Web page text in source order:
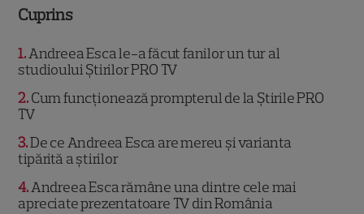
Cuprins
1 Andreea Esca le-a făcut fanilor un tur al
studioului Știrilor PRO TV
2 Cum funcționează prompterul de la Știrile PRO
TV
3 De ce Andreea Esca are mereu și varianta
tipărită a știrilor
4 Andreea Esca rămâne una dintre cele mai
apreciate prezentatoare TV din România